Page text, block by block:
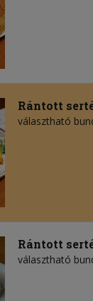
Rántott
választható
Rántott
választható